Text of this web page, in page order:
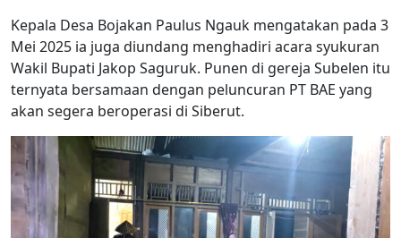
Kepala Desa Bojakan Paulus Ngauk mengatakan pada 3
Mei 2025 ia juga diundang menghadiri acara syukuran
Wakil Bupati Jakop Saguruk. Punen di gereja Subelen itu
ternyata bersamaan dengan peluncuran PT BAE yang
akan segera beroperasi di Siberut.